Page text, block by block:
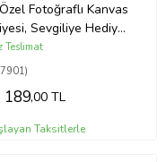
Fotoğraflı Kanvas
Sevgiliye Hediye,
Teslimat
189,00 TL
Taksitlerle